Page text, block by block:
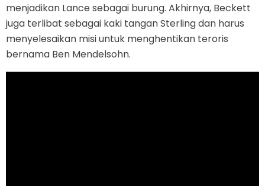
menjadikan Lance sebagai burung. Akhirnya, Beckett
juga terlibat sebagai kaki tangan Sterling dan harus
menyelesaikan misi untuk menghentikan teroris
bernama Ben Mendelsohn.